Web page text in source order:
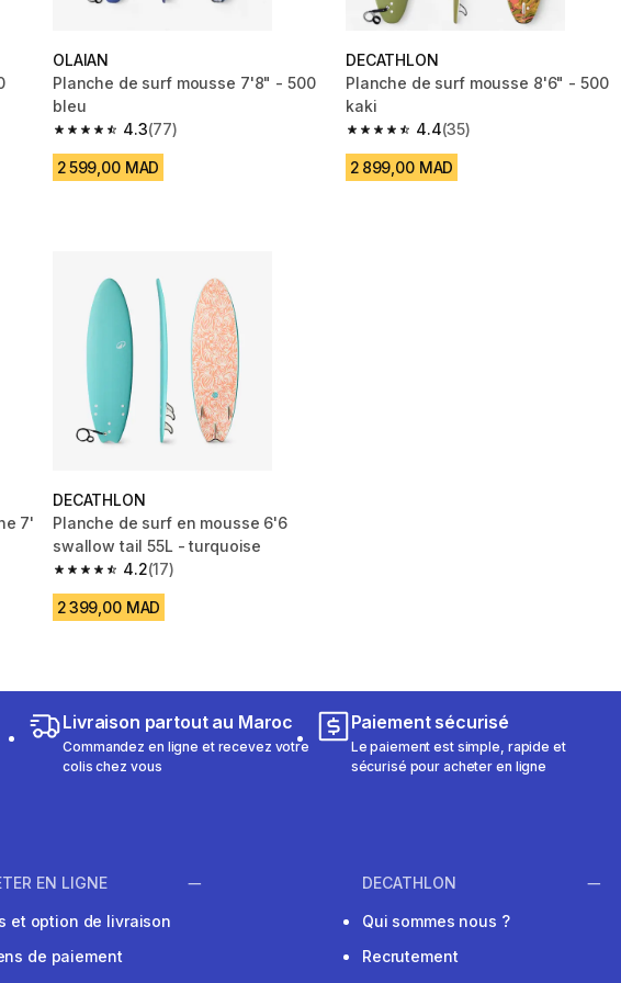
OLAIAN
Planche de surf mousse 7'8" - 500
bleu
4.3
4.3 out of 5 stars from 77 reviews
(77)
2 599,00 MAD
DECATHLON
Planche de surf mousse 8'6" - 500
kaki
4.4
4.4 out of 5 stars from 35 reviews
(35)
2 899,00 MAD
7'
DECATHLON
Planche de surf en mousse 6'6
swallow tail 55L - turquoise
4.2
4.2 out of 5 stars from 17 reviews
(17)
2 399,00 MAD
Livraison partout au Maroc
Commandez en ligne et recevez votre
colis chez vous
Paiement sécurisé
Le paiement est simple, rapide et
sécurisé pour acheter en ligne
EN LIGNE
et option de livraison
de paiement
DECATHLON
Qui sommes nous ?
Recrutement